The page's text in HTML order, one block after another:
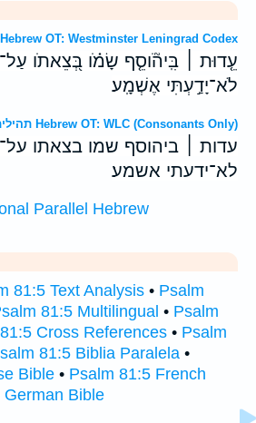
תהילים 81:5 Hebrew OT: Westminster Leningrad Codex
עֵ֤דוּת ׀ בִּֽיהֹ֘וסֵ֤ף שָׂמֹ֗ו בְּ֭צֵאתֹו
לֹא־יָדַ֣עְתִּי אֶשְׁמָֽע׃
תהילים 81:5 Hebrew OT: WLC (Consonants Only)
עדות ׀ ביהוסף שמו בצאתו
לא־ידעתי אשמע׃
Parallel Hebrew
81:5 Text Analysis • Psalm
81:5 Multilingual • Psalm
Cross References • Psalm
81:5 Biblia Paralela •
Bible • Psalm 81:5 French
German Bible